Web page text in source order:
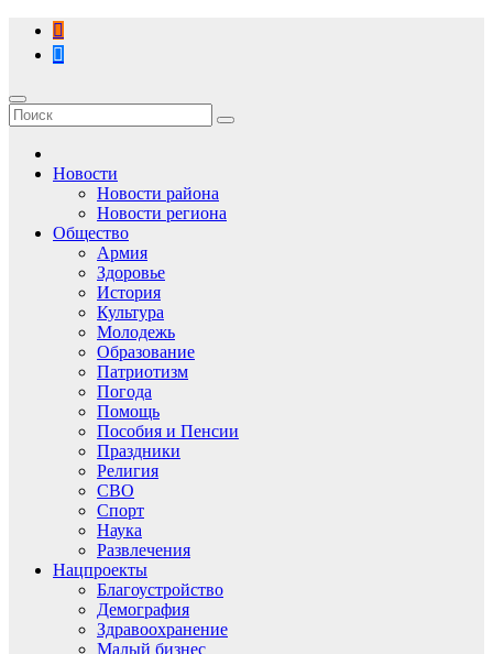
Перейти
содержимому
Новости
Новости района
Новости региона
Общество
Армия
Здоровье
История
Культура
Молодежь
Образование
Патриотизм
Погода
Помощь
Пособия и Пенсии
Праздники
Религия
СВО
Спорт
Наука
Развлечения
Нацпроекты
Благоустройство
Демография
Здравоохранение
Малый бизнес